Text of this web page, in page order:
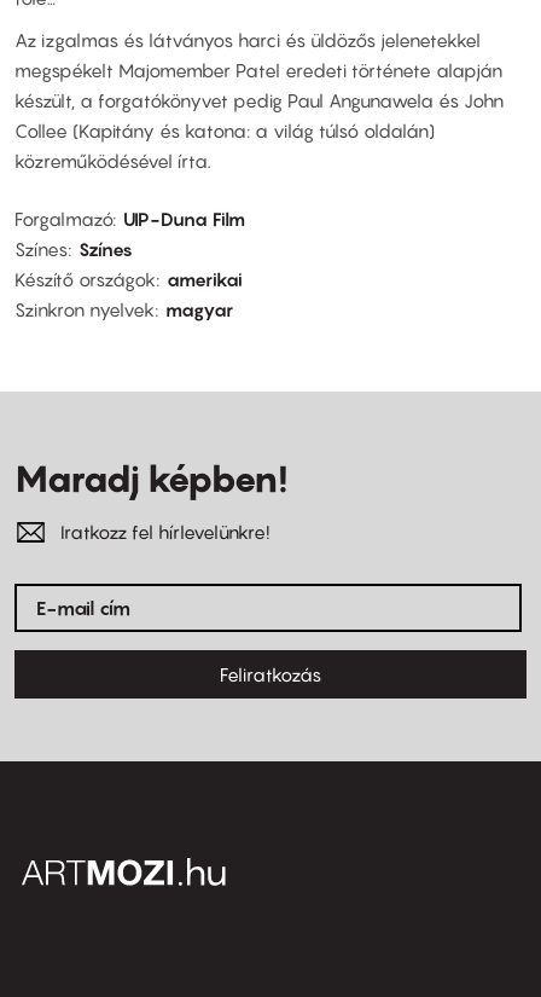
Az izgalmas és látványos harci és üldözős jelenetekkel
megspékelt Majomember Patel eredeti története alapján
készült, a forgatókönyvet pedig Paul Angunawela és John
Collee (Kapitány és katona: a világ túlsó oldalán)
közreműködésével írta.
Forgalmazó UIP-Duna Film
Színes Színes
Készítő országok
amerikai
Szinkron nyelvek
magyar
Maradj képben!
Iratkozz fel hírlevelünkre!
Feliratkozás